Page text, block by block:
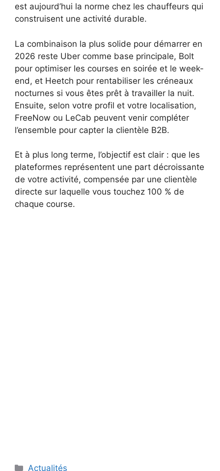
est aujourd’hui la norme chez les chauffeurs qui
construisent une activité durable.
La combinaison la plus solide pour démarrer en
2026 reste Uber comme base principale, Bolt
pour optimiser les courses en soirée et le week-
end, et Heetch pour rentabiliser les créneaux
nocturnes si vous êtes prêt à travailler la nuit.
Ensuite, selon votre profil et votre localisation,
FreeNow ou LeCab peuvent venir compléter
l’ensemble pour capter la clientèle B2B.
Et à plus long terme, l’objectif est clair : que les
plateformes représentent une part décroissante
de votre activité, compensée par une clientèle
directe sur laquelle vous touchez 100 % de
chaque course.
Catégories
Actualités